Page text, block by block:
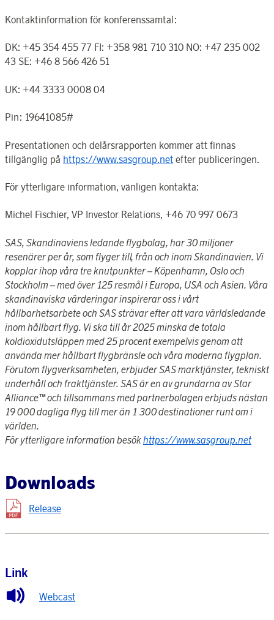
Kontaktinformation för konferenssamtal:
DK: +45 354 455 77 FI: +358 981 710 310 NO: +47 235 002
43 SE: +46 8 566 426 51
UK: +44 3333 0008 04
Pin: 19641085#
Presentationen och delårsrapporten kommer att finnas
tillgänglig på https://www.sasgroup.net efter publiceringen.
För ytterligare information, vänligen kontakta:
Michel Fischier, VP Investor Relations, +46 70 997 0673
SAS, Skandinaviens ledande flygbolag, har 30 miljoner
resenärer per år, som flyger till, från och inom Skandinavien. Vi
kopplar ihop våra tre knutpunkter – Köpenhamn, Oslo och
Stockholm – med över 125 resmål i Europa, USA och Asien. Våra
skandinaviska värderingar inspirerar oss i vårt
hållbarhetsarbete och SAS strävar efter att vara världsledande
inom hållbart flyg. Vi ska till år 2025 minska de totala
koldioxidutsläppen med 25 procent exempelvis genom att
använda mer hållbart flygbränsle och våra moderna flygplan.
Förutom flygverksamheten, erbjuder SAS marktjänster, tekniskt
underhåll och frakttjänster. SAS är en av grundarna av Star
Alliance™ och tillsammans med partnerbolagen erbjuds nästan
19 000 dagliga flyg till mer än 1 300 destinationer runt om i
världen.
För ytterligare information besökhttps://www.sasgroup.net
Downloads
Release
Link
Webcast